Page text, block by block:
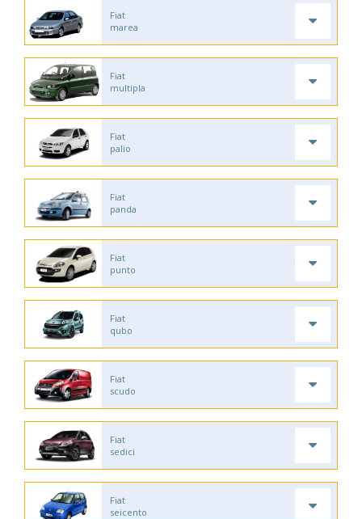
Fiat
marea
Fiat
multipla
Fiat
palio
Fiat
panda
Fiat
punto
Fiat
qubo
Fiat
scudo
Fiat
sedici
Fiat
seicento